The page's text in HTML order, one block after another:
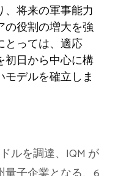
将来の軍事能力
の役割の増大を強
とっては、適応
初日から中心に構
デルを確立しま
ルを調達、IQM が